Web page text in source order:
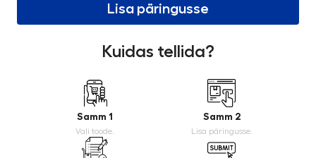
Lisa päringusse
Kuidas tellida?
Samm 1
Vali toode.
Samm 2
Lisa päringusse.